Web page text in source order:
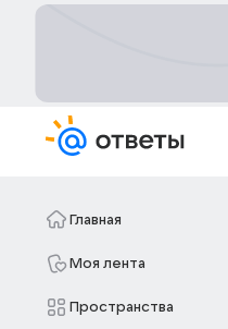
Главная
Моя лента
Пространства